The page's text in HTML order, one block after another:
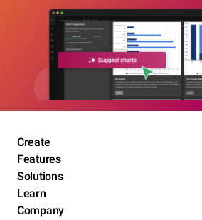
Create
Features
Solutions
Learn
Company